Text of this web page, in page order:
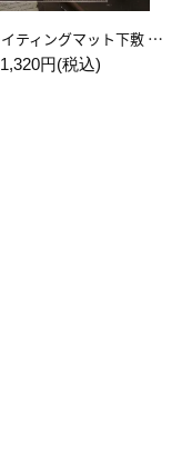
Kiwami ライティングマット下敷 A4+【ブラウン&キャメル】
1,320円(税込)